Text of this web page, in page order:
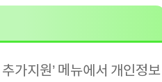
가지원’ 메뉴에서 개인정보